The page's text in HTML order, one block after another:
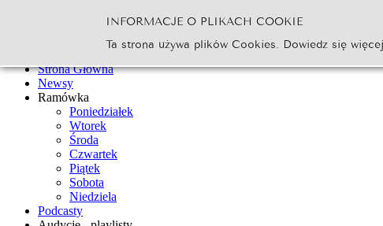
Go
Strona Główna
Newsy
Ramówka
Poniedziałek
Wtorek
Środa
Czwartek
Piątek
Sobota
Niedziela
Podcasty
INFORMACJE O PLIKACH COOKIE
Ta strona używa plików Cookies. Dowiedz się